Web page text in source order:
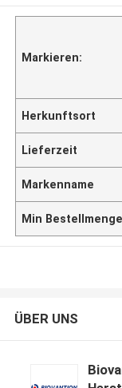
Markieren:
Herkunftsort
Lieferzeit
Markenname
Min Bestellmenge
ÜBER UNS